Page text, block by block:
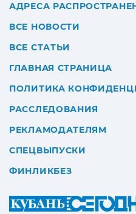
АДРЕСА
ВСЕ НОВОСТИ
ВСЕ СТАТЬИ
ГЛАВНАЯ СТРАНИЦА
ПОЛИТИКА
РАССЛЕДОВАНИЯ
РЕКЛАМОДАТЕЛЯМ
СПЕЦВЫПУСКИ
ФИНЛИКБЕЗ